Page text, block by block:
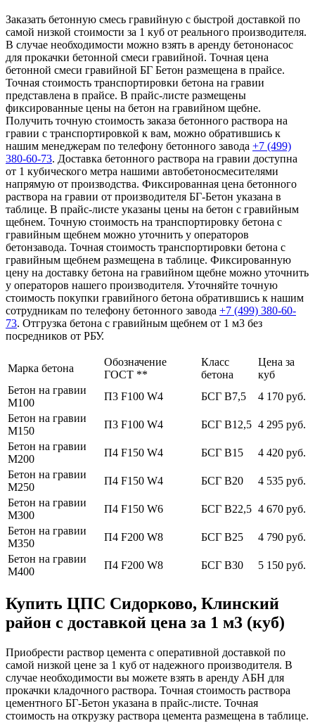
Заказать бетонную смесь гравийную с быстрой доставкой по
самой низкой стоимости за 1 куб от реального производителя.
В случае необходимости можно взять в аренду бетононасос
для прокачки бетонной смеси гравийной. Точная цена
бетонной смеси гравийной БГ Бетон размещена в прайсе.
Точная стоимость транспортировки бетона на гравии
представлена в прайсе. В прайс-листе размещены
фиксированные цены на бетон на гравийном щебне.
Получить точную стоимость заказа бетонного раствора на
гравии с транспортировкой к вам, можно обратившись к
нашим менеджерам по телефону бетонного завода +7 (499)
380-60-73. Доставка бетонного раствора на гравии доступна
от 1 кубического метра нашими автобетоносмесителями
напрямую от производства. Фиксированная цена бетонного
раствора на гравии от производителя БГ-Бетон указана в
таблице. В прайс-листе указаны цены на бетон с гравийным
щебнем. Точную стоимость на транспортировку бетона с
гравийным щебнем можно уточнить у операторов
бетонзавода. Точная стоимость транспортировки бетона с
гравийным щебнем размещена в таблице. Фиксированную
цену на доставку бетона на гравийном щебне можно уточнить
у операторов нашего производителя. Уточняйте точную
стоимость покупки гравийного бетона обратившись к нашим
сотрудникам по телефону бетонного завода +7 (499) 380-60-
73. Отгрузка бетона с гравийным щебнем от 1 м3 без
посредников от РБУ.
Марка бетона
Обозначение
ГОСТ **
Класс
бетона
Цена за
куб
Бетон на гравии
М100
П3 F100 W4 БСГ В7,5
4 170 руб.
Бетон на гравии
М150
П3 F100 W4 БСГ В12,5 4 295 руб.
Бетон на гравии
М200
П4 F150 W4 БСГ В15
4 420 руб.
Бетон на гравии
М250
П4 F150 W4 БСГ В20
4 535 руб.
Бетон на гравии
М300
П4 F150 W6 БСГ В22,5 4 670 руб.
Бетон на гравии
М350
П4 F200 W8 БСГ В25
4 790 руб.
Бетон на гравии
М400
П4 F200 W8 БСГ В30 5 150 руб.
Купить ЦПС Сидорково, Клинский
район с доставкой цена за 1 м3 (куб)
Приобрести раствор цемента с оперативной доставкой по
самой низкой цене за 1 куб от надежного производителя. В
случае необходимости вы можете взять в аренду АБН для
прокачки кладочного раствора. Точная стоимость раствора
цементного БГ-Бетон указана в прайс-листе. Точная
стоимость на открузку раствора цемента размещена в таблице.